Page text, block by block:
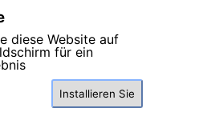
und
diese Website auf
für ein
Installieren Sie